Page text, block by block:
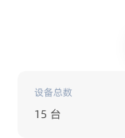
设备总数
15 台